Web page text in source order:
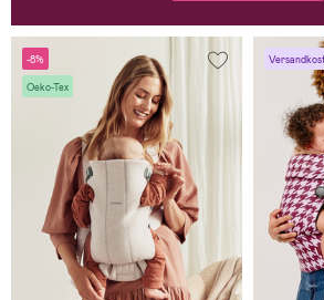
-8%
Oeko-Tex